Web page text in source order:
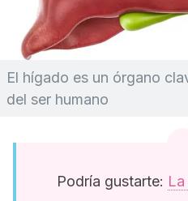
El hígado es un órgano
del ser humano
Podría gustarte: